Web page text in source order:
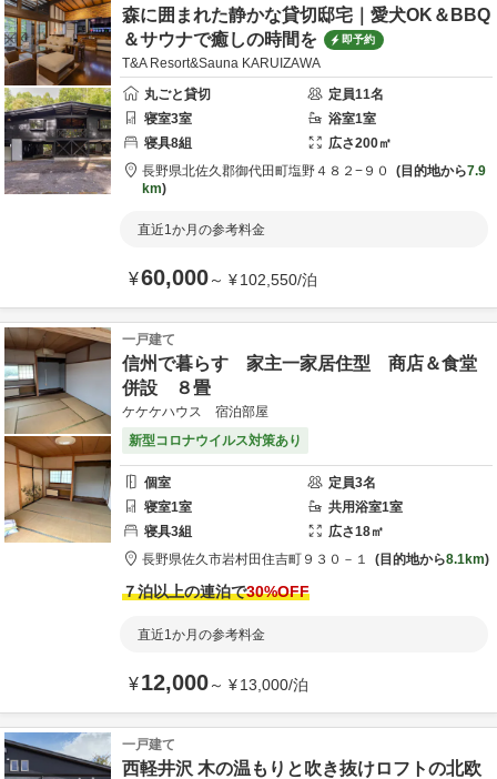
森に囲まれた静かな貸切邸宅｜愛犬OK＆BBQ
＆サウナで癒しの時間を
即予約
T&A Resort&Sauna KARUIZAWA
丸ごと貸切
定員11名
寝室3室 浴室1室
寝具8組 広さ200㎡
長野県北佐久郡御代田町塩野４８２−９０ 目的地から7.9
km
直近1か月の参考料金
¥60,000～ ¥102,550/泊
一戸建て
信州で暮らす 家主一家居住型 商店＆食堂
併設 ８畳
ケケケハウス 宿泊部屋
新型コロナウイルス対策あり
個室 定員3名
寝室1室 共用浴室1室
寝具3組 広さ18㎡
長野県佐久市岩村田住吉町９３０－１ 目的地から8.1km
７泊以上の連泊で30%OFF
直近1か月の参考料金
¥12,000～ ¥13,000/泊
一戸建て
西軽井沢 木の温もりと吹き抜けロフトの北欧